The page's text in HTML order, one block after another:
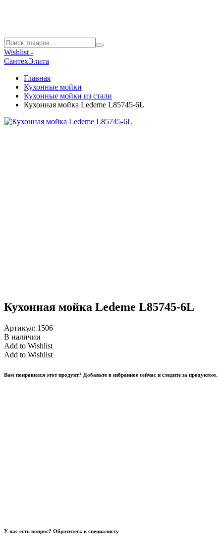
Wishlist -
СантехЭлита
Главная
Кухонные мойки
Кухонные мойки из стали
Кухонная мойка Ledeme L85745-6L
Кухонная мойка Ledeme L85745-6L
Артикул: 1506
В наличии
Add to Wishlist
Add to Wishlist
Вам понравился этот продукт? Добавьте в избранное сейчас и следите за продуктом.
У вас есть вопрос? Обратитесь к специалисту